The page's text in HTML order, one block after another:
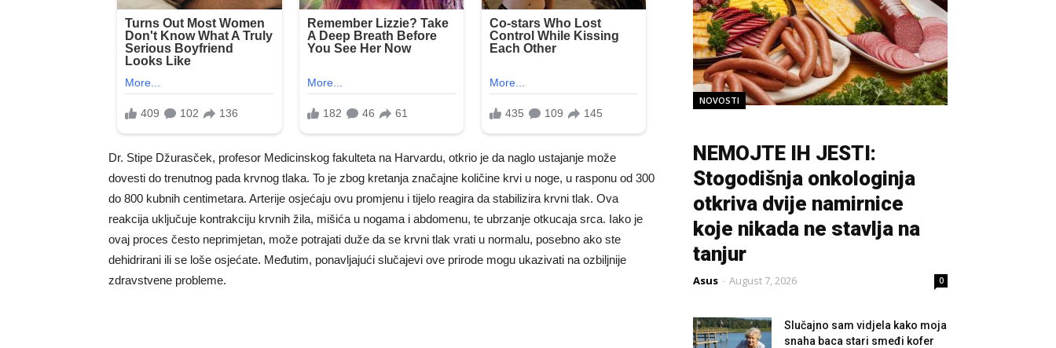
Dr. Stipe Džurasček, profesor Medicinskog fakulteta na Harvardu, otkrio je da naglo ustajanje može
dovesti do trenutnog pada krvnog tlaka. To je zbog kretanja značajne količine krvi u noge, u rasponu od 300
do 800 kubnih centimetara. Arterije osjećaju ovu promjenu i tijelo reagira da stabilizira krvni tlak. Ova
reakcija uključuje kontrakciju krvnih žila, mišića u nogama i abdomenu, te ubrzanje otkucaja srca. Iako je
ovaj proces često neprimjetan, može potrajati duže da se krvni tlak vrati u normalu, posebno ako ste
dehidrirani ili se loše osjećate. Međutim, ponavljajući slučajevi ove prirode mogu ukazivati ​​na ozbiljnije
zdravstvene probleme.
NOVOSTI
NEMOJTE IH JESTI:
Stogodišnja onkologinja
otkriva dvije namirnice
koje nikada ne stavlja na
tanjur
Asus - August 7, 2026 0
Slučajno sam vidjela kako moja
snaha baca stari smeđi kofer